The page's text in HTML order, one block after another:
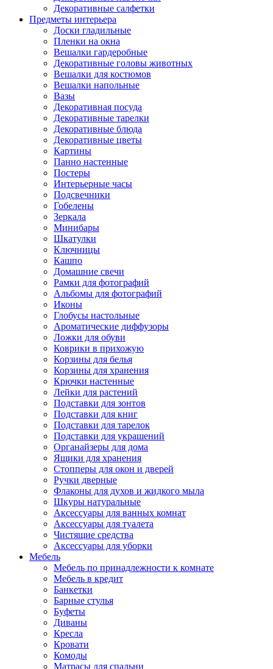
Декоративные салфетки
Предметы интерьера
Доски гладильные
Пленки на окна
Вешалки гардеробные
Декоративные головы животных
Вешалки для костюмов
Вешалки напольные
Вазы
Декоративная посуда
Декоративные тарелки
Декоративные блюда
Декоративные цветы
Картины
Панно настенные
Постеры
Интерьерные часы
Подсвечники
Гобелены
Зеркала
Минибары
Шкатулки
Ключницы
Кашпо
Домашние свечи
Рамки для фотографий
Альбомы для фотографий
Иконы
Глобусы настольные
Ароматические диффузоры
Ложки для обуви
Коврики в прихожую
Корзины для белья
Корзины для хранения
Крючки настенные
Лейки для растений
Подставки для зонтов
Подставки для книг
Подставки для тарелок
Подставки для украшений
Органайзеры для дома
Ящики для хранения
Стопперы для окон и дверей
Ручки дверные
Флаконы для духов и жидкого мыла
Шкуры натуральные
Аксессуары для ванных комнат
Аксессуары для туалета
Чистящие средства
Аксессуары для уборки
Мебель
Мебель по принадлежности к комнате
Мебель в кредит
Банкетки
Барные стулья
Буфеты
Диваны
Кресла
Кровати
Комоды
Матрасы для спальни